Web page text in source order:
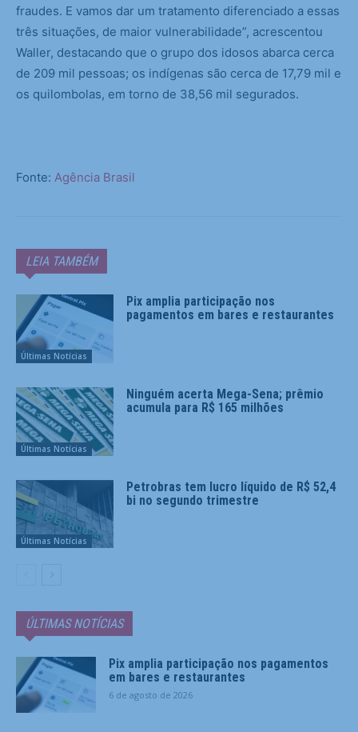
fraudes. E vamos dar um tratamento diferenciado a essas
três situações, de maior vulnerabilidade”, acrescentou
Waller, destacando que o grupo dos idosos abarca cerca
de 209 mil pessoas; os indígenas são cerca de 17,79 mil e
os quilombolas, em torno de 38,56 mil segurados.
Fonte: Agência Brasil
LEIA TAMBÉM
Últimas Notícias
Pix amplia participação nos
pagamentos em bares e restaurantes
Últimas Notícias
Ninguém acerta Mega-Sena; prêmio
acumula para R$ 165 milhões
Últimas Notícias
Petrobras tem lucro líquido de R$ 52,4
bi no segundo trimestre
ÚLTIMAS NOTÍCIAS
Pix amplia participação nos pagamentos
em bares e restaurantes
6 de agosto de 2026